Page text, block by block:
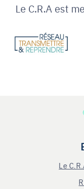
Le C.R.A est
Le